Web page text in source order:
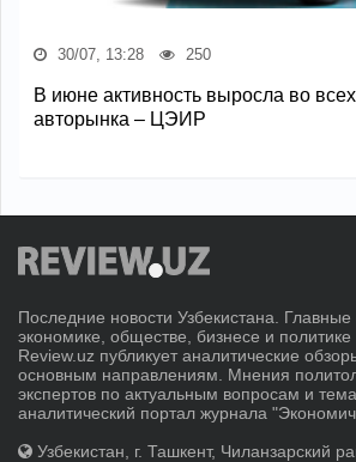
30/07, 13:28 250
В июне активность выросла во
авторынка – ЦЭИР
Последние новости Узбекистана.
экономике, обществе, бизнесе и политике
Review.uz публикует аналитические
основным направлениям. Мнения
экспертов по актуальным вопросам и
аналитический портал журнала
Узбекистан, г. Ташкент, Чиланзарский